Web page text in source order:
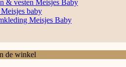
& vesten Meisjes Baby
baby
Meisjes Baby
de winkel